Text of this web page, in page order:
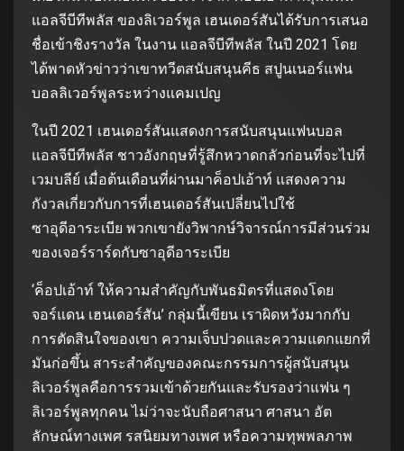
แอลจีบีทีพลัส ของลิเวอร์พูล เฮนเดอร์สันได้รับการเสนอ
ชื่อเข้าชิงรางวัล ในงาน แอลจีบีทีพลัส ในปี 2021 โดย
ได้พาดหัวข่าวว่าเขาทวีตสนับสนุนคีธ สปูนเนอร์แฟน
บอลลิเวอร์พูลระหว่างแคมเปญ
ในปี 2021 เฮนเดอร์สันแสดงการสนับสนุนแฟนบอล
แอลจีบีทีพลัส ชาวอังกฤษที่รู้สึกหวาดกลัวก่อนที่จะไปที่
เวมบลีย์ เมื่อต้นเดือนที่ผ่านมาค็อปเอ้าท์ แสดงความ
กังวลเกี่ยวกับการที่เฮนเดอร์สันเปลี่ยนไปใช้
ซาอุดีอาระเบีย พวกเขายังวิพากษ์วิจารณ์การมีส่วนร่วม
ของเจอร์ราร์ดกับซาอุดีอาระเบีย
‘ค็อปเอ้าท์ ให้ความสำคัญกับพันธมิตรที่แสดงโดย
จอร์แดน เฮนเดอร์สัน’ กลุ่มนี้เขียน เราผิดหวังมากกับ
การตัดสินใจของเขา ความเจ็บปวดและความแตกแยกที่
มันก่อขึ้น สาระสำคัญของคณะกรรมการผู้สนับสนุน
ลิเวอร์พูลคือการรวมเข้าด้วยกันและรับรองว่าแฟน ๆ
ลิเวอร์พูลทุกคน ไม่ว่าจะนับถือศาสนา ศาสนา อัต
ลักษณ์ทางเพศ รสนิยมทางเพศ หรือความทุพพลภาพ